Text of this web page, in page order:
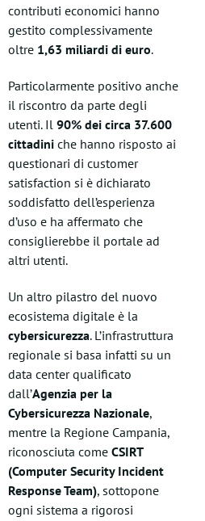
contributi economici hanno
gestito complessivamente
oltre 1,63 miliardi di euro.
Particolarmente positivo anche
il riscontro da parte degli
utenti. Il 90% dei circa 37.600
cittadini che hanno risposto ai
questionari di customer
satisfaction si è dichiarato
soddisfatto dell’esperienza
d’uso e ha affermato che
consiglierebbe il portale ad
altri utenti.
Un altro pilastro del nuovo
ecosistema digitale è la
cybersicurezza. L’infrastruttura
regionale si basa infatti su un
data center qualificato
dall’Agenzia per la
Cybersicurezza Nazionale,
mentre la Regione Campania,
riconosciuta come CSIRT
(Computer Security Incident
Response Team), sottopone
ogni sistema a rigorosi